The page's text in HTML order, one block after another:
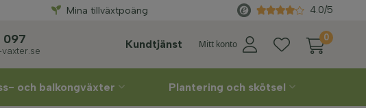
rabatter Direktfrån
Mina tillväxtpoäng 4.0/5
Kundtjänst Mitt konto
0
097
och balkongväxter Plantering och skötsel